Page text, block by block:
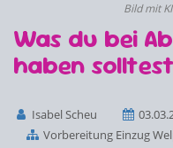
Bild mit
Was du bei
haben solltest
Isabel Scheu
Vorbereitung Einzug